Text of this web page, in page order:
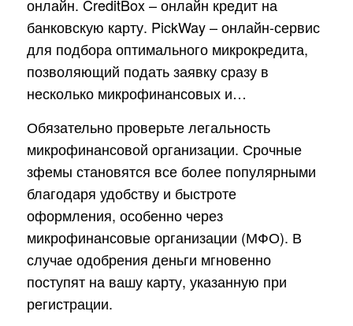
онлайн. CreditBox – онлайн кредит на
банковскую карту. PickWay – онлайн-сервис
для подбора оптимального микрокредита,
позволяющий подать заявку сразу в
несколько микрофинансовых и…
Обязательно проверьте легальность
микрофинансовой организации. Срочные
зфемы становятся все более популярными
благодаря удобству и быстроте
оформления, особенно через
микрофинансовые организации (МФО). В
случае одобрения деньги мгновенно
поступят на вашу карту, указанную при
регистрации.